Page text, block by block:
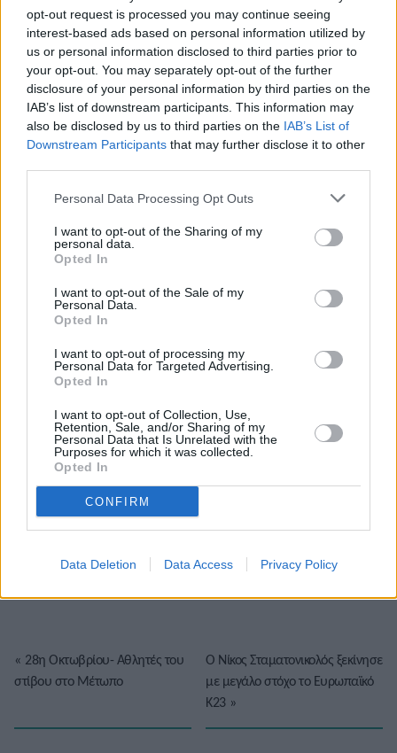
opt-out request is processed you may continue seeing
interest-based ads based on personal information utilized by
us or personal information disclosed to third parties prior to
your opt-out. You may separately opt-out of the further
disclosure of your personal information by third parties on the
IAB’s list of downstream participants. This information may
also be disclosed by us to third parties on the IAB’s List of
Downstream Participants that may further disclose it to other
Personal Data Processing Opt Outs
I want to opt-out of the Sharing of my
personal data.
Opted In
I want to opt-out of the Sale of my
Personal Data.
Opted In
I want to opt-out of processing my
Personal Data for Targeted Advertising.
Opted In
I want to opt-out of Collection, Use,
Retention, Sale, and/or Sharing of my
Personal Data that Is Unrelated with the
Purposes for which it was collected.
Opted In
CONFIRM
Data Deletion Data Access Privacy Policy
Εγγραφείτε στο Stivostime των
Τόλης Λελεκίδης
Το άρθρο δεν έχει ακόμα βαθμολογηθεί.
Βαθμολογήστε αυτό το άρθρο:
« 28η Οκτωβρίου- Αθλητές του
στίβου στο Μέτωπο
Ο Νίκος Σταματονικολός ξεκίνησε
με μεγάλο στόχο το Ευρωπαϊκό
Κ23»